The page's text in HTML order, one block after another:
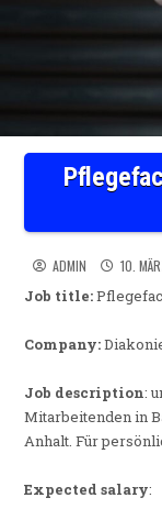
ADMIN 10.
Job title:
Company:
Job description:
Mitarbeitenden in
Anhalt. Für
Expected salary: